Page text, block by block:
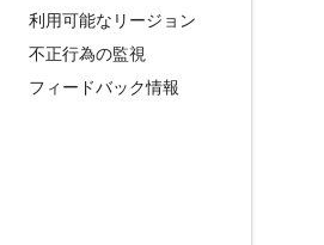
利用可能なリージョン
不正行為の監視
フィードバック情報